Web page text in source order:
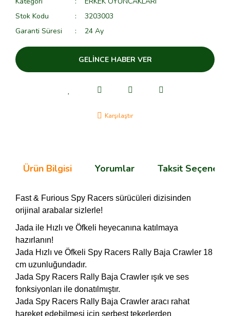
Stok Kodu
3203003
Garanti Süresi
24 Ay
GELİNCE HABER VER
Karşılaştır
Ürün Bilgisi Yorumlar Taksit
Fast & Furious Spy Racers sürücüleri dizisinden
orijinal arabalar sizlerle!
Jada ile Hızlı ve Öfkeli heyecanına katılmaya
hazırlanın!
Jada Hızlı ve Öfkeli Spy Racers Rally Baja Crawler 18
cm uzunluğundadır.
Jada Spy Racers Rally Baja Crawler ışık ve ses
fonksiyonları ile donatılmıştır.
Jada Spy Racers Rally Baja Crawler aracı rahat
hareket edebilmesi için serbest tekerlerden